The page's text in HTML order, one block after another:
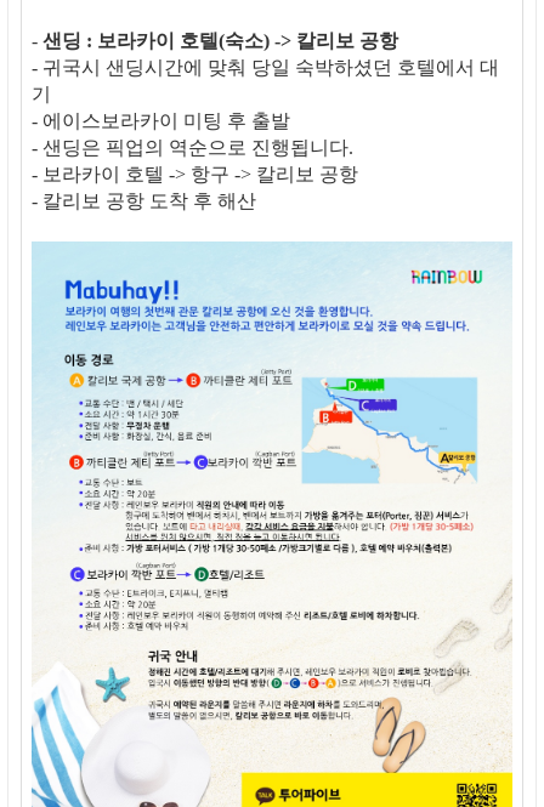
- 샌딩 : 보라카이 호텔(숙소) -> 칼리보 공항
- 귀국시 샌딩시간에 맞춰 당일 숙박하셨던 호텔에서 대
기
- 에이스보라카이 미팅 후 출발
- 샌딩은 픽업의 역순으로 진행됩니다.
- 보라카이 호텔 -> 항구 -> 칼리보 공항
- 칼리보 공항 도착 후 해산